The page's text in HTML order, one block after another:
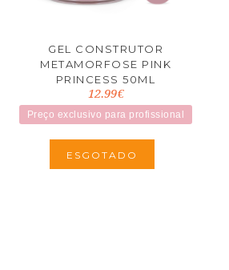
GEL CONSTRUTOR
METAMORFOSE PINK
PRINCESS 50ML
12.99€
Preço exclusivo para profissional
ESGOTADO